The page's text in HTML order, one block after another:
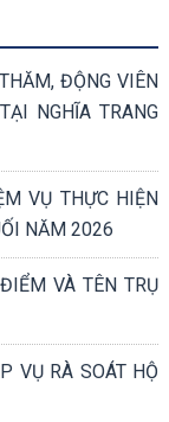
khi được chi ủy
Đảng ủy Chi bộ
2026 của chi bộ
về chuyên đề Quý
“An Giang học tập
thực hiện tốt trách
nhiệm, không
ĐỘNG VIÊN
NGHĨA TRANG
VỤ THỰC HIỆN
NĂM 2026
VÀ TÊN TRỤ
HỘ